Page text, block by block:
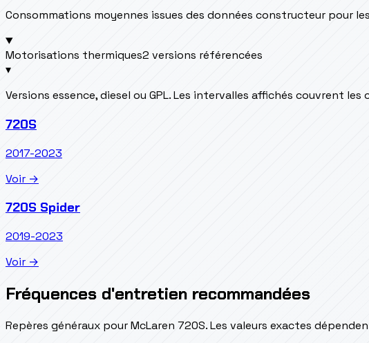
Consommations moyennes issues des données constructeur pour
Motorisations thermiques2 versions référencées
▾
Versions essence, diesel ou GPL. Les intervalles affichés couvrent
720S
2017-2023
Voir →
720S Spider
2019-2023
Voir →
Fréquences d'entretien recommandées
Repères généraux pour McLaren 720S. Les valeurs exactes